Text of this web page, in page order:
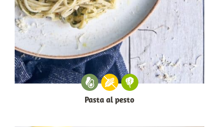
Pasta al pesto